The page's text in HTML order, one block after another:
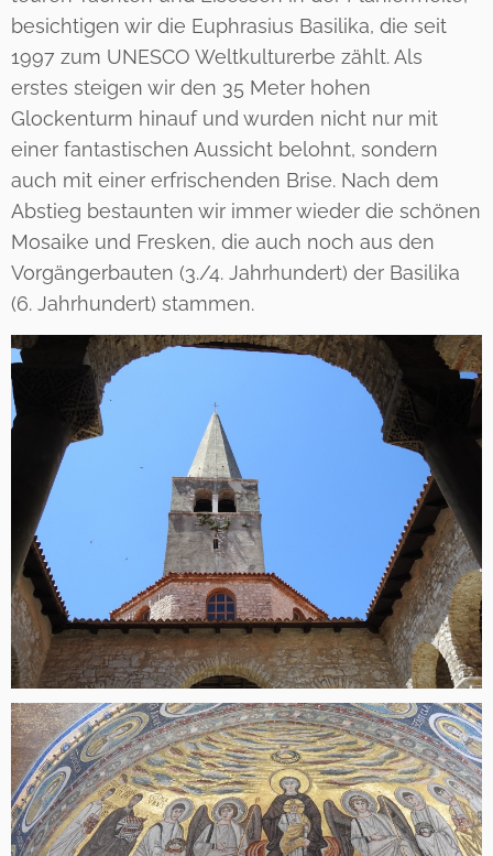
besichtigen wir die Euphrasius Basilika, die seit
1997 zum UNESCO Weltkulturerbe zählt. Als
erstes steigen wir den 35 Meter hohen
Glockenturm hinauf und wurden nicht nur mit
einer fantastischen Aussicht belohnt, sondern
auch mit einer erfrischenden Brise. Nach dem
Abstieg bestaunten wir immer wieder die schönen
Mosaike und Fresken, die auch noch aus den
Vorgängerbauten (3./4. Jahrhundert) der Basilika
(6. Jahrhundert) stammen.